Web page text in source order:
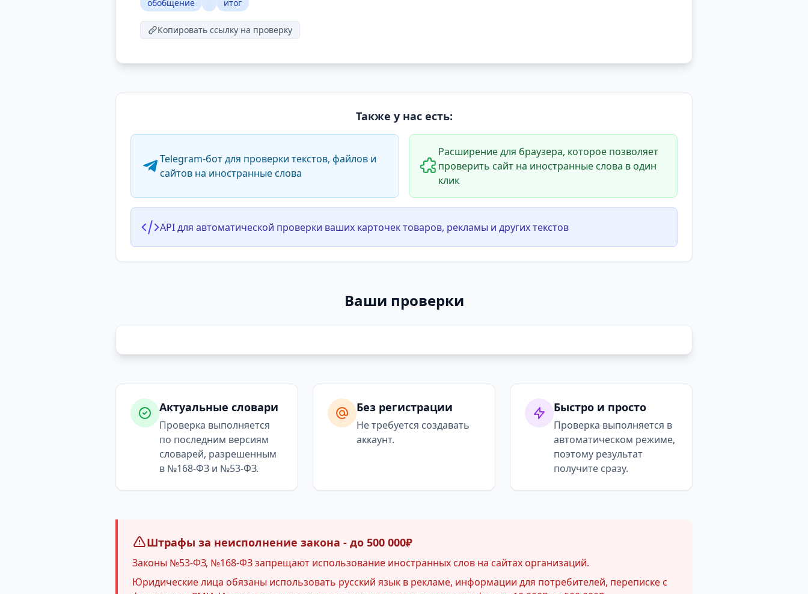
обобщение итог
Копировать ссылку на проверку
Также у нас есть:
Telegram-бот для проверки текстов, файлов и
сайтов на иностранные слова
Расширение для браузера, которое позволяет
проверить сайт на иностранные слова в один
клик
API для автоматической проверки ваших карточек товаров, рекламы и других текстов
Ваши проверки
Актуальные словари
Проверка выполняется
по последним версиям
словарей, разрешенным
в №168-ФЗ и №53-ФЗ.
Без регистрации
Не требуется создавать
аккаунт.
Быстро и просто
Проверка выполняется в
автоматическом режиме,
поэтому результат
получите сразу.
Штрафы за неисполнение закона - до 500 000₽
Законы №53-ФЗ, №168-ФЗ запрещают использование иностранных слов на сайтах организаций.
Юридические лица обязаны использовать русский язык в рекламе, информации для потребителей, переписке с